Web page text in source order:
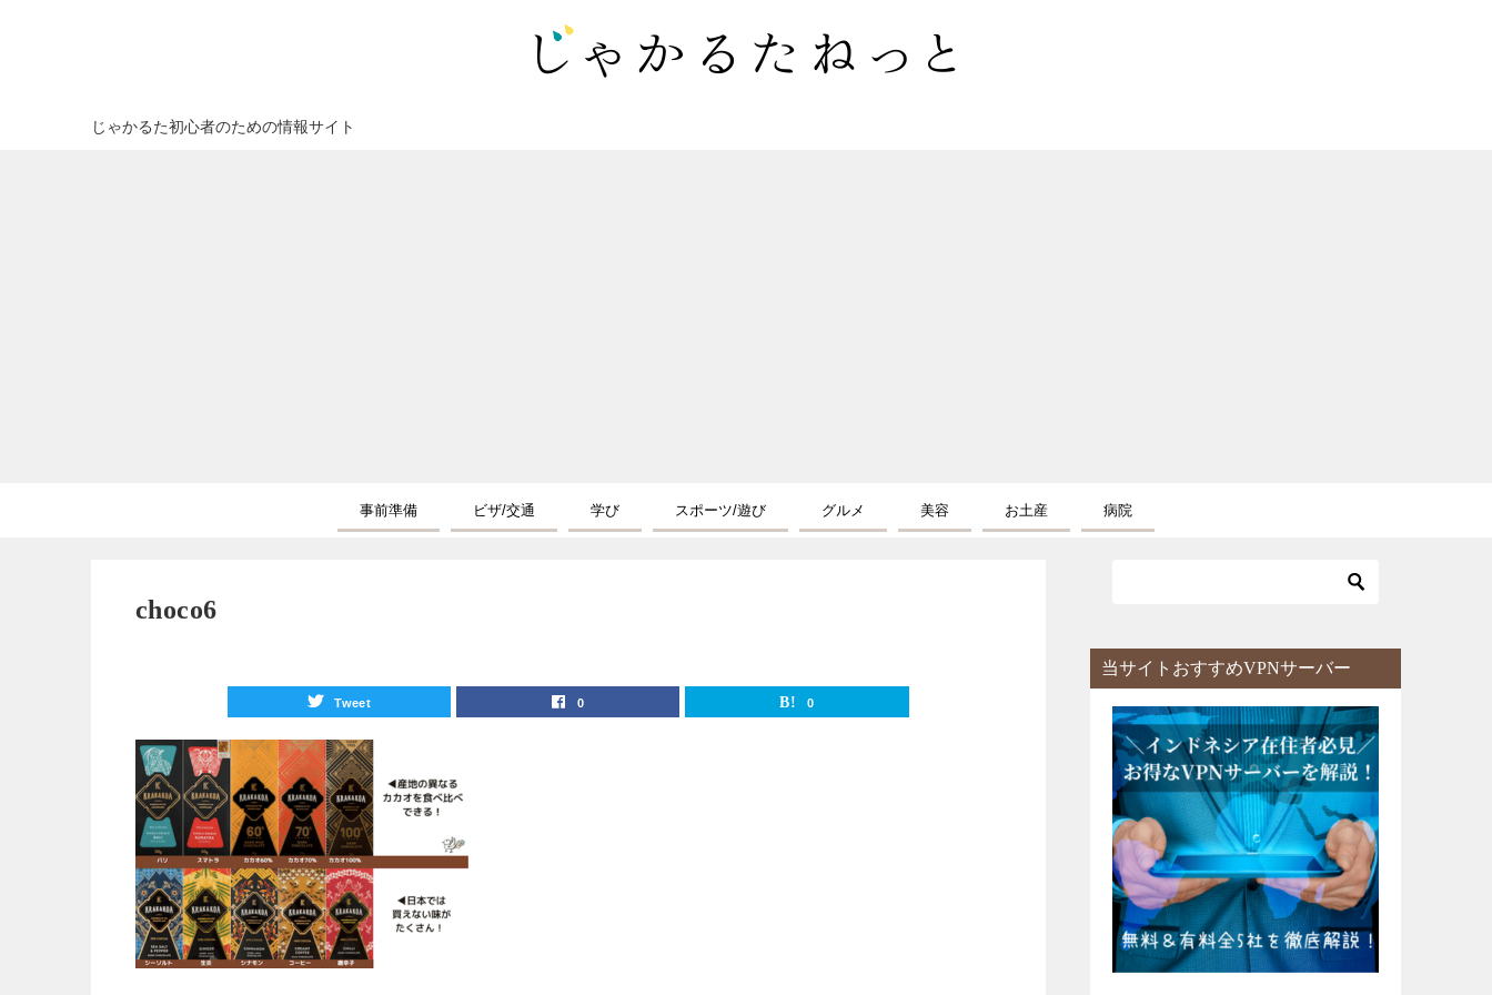
じゃかるた初心者のための情報サイト
事前準備 ビザ/交通 学び スポーツ/遊び グルメ 美容 お土産 病院
choco6
Tweet 0 0
当サイトおすすめVPNサーバー